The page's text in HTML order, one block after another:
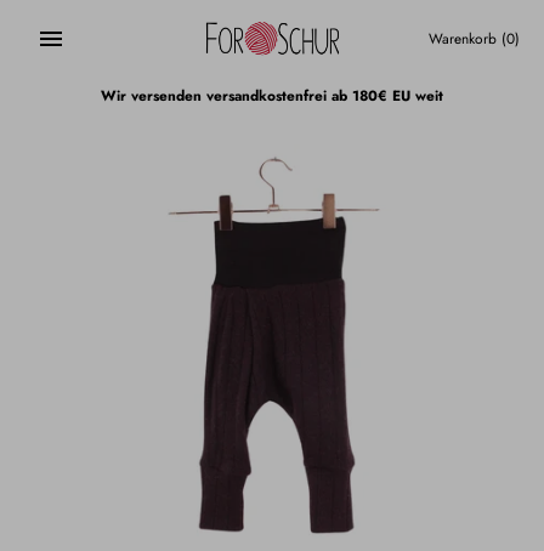
Warenkorb (0)
Wir versenden versandkostenfrei ab 180€ EU weit